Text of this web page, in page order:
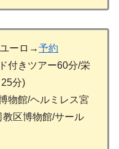
ーロ→予約
付きツアー60分/栄
分)
物館/ヘルミレス宮
区博物館/サール